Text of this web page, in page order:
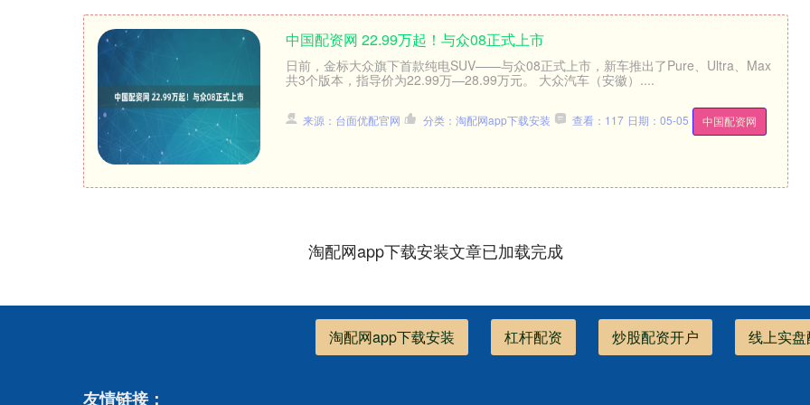
中国配资网 22.99万起！与众08正式上市
日前，金标大众旗下首款纯电SUV——与众08正式上市，新车推出了Pure、Ultra、Max
共3个版本，指导价为22.99万—28.99万元。 大众汽车（安徽）....
中国配资网
来源：台面优配官网 分类：淘配网app下载安装 查看：117 日期：05-05
淘配网app下载安装文章已加载完成
淘配网app下载安装 杠杆配资 炒股配资开户 线上实
友情链接：